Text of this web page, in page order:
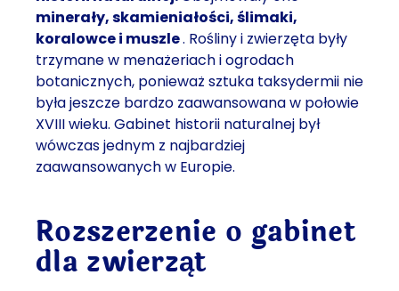
minerały, skamieniałości, ślimaki,
koralowce i muszle. Rośliny i zwierzęta były
trzymane w menażeriach i ogrodach
botanicznych, ponieważ sztuka taksydermii nie
była jeszcze bardzo zaawansowana w połowie
XVIII wieku. Gabinet historii naturalnej był
wówczas jednym z najbardziej
zaawansowanych w Europie.
Rozszerzenie o gabinet
dla zwierząt